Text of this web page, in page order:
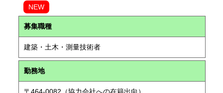
NEW
募集職種
建築・土木・測量技術者
勤務地